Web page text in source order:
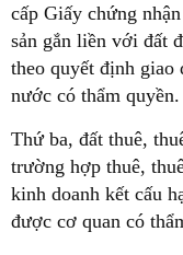
cấp Giấy chứng
sản gắn liền với đất
theo quyết định giao
nước có thẩm quyền.
Thứ ba, đất thuê,
trường hợp thuê,
kinh doanh kết cấu
được cơ quan có